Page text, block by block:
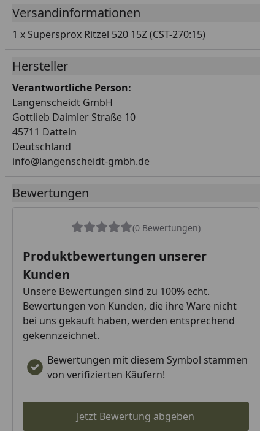
Versandinformationen
1 x Supersprox Ritzel 520 15Z (CST-270:15)
Hersteller
Verantwortliche Person:
Langenscheidt GmbH
Gottlieb Daimler Straße 10
45711 Datteln
Deutschland
info@langenscheidt-gmbh.de
Bewertungen
(0 Bewertungen)
Produktbewertungen unserer
Kunden
Unsere Bewertungen sind zu 100% echt.
Bewertungen von Kunden, die ihre Ware nicht
bei uns gekauft haben, werden entsprechend
gekennzeichnet.
Bewertungen mit diesem Symbol stammen
von verifizierten Käufern!
Jetzt Bewertung abgeben